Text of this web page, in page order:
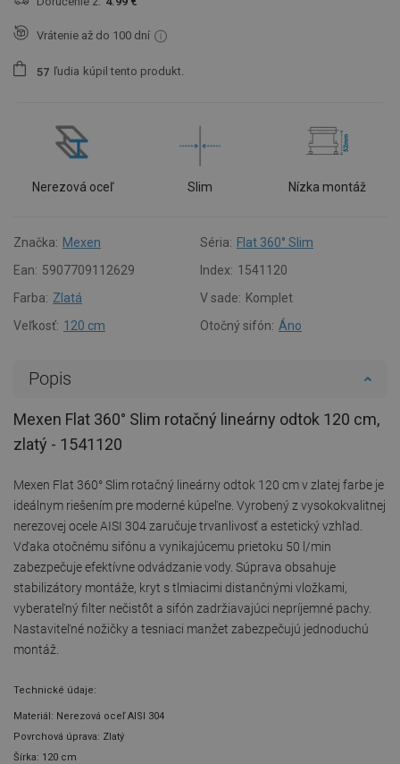
Vrátenie až do 100 dní
57 ľudia kúpil tento produkt.
Nerezová oceľ Slim Nízka montáž
Značka: Mexen Séria: Flat 360° Slim
Ean: 5907709112629 Index: 1541120
Farba: Zlatá V sade: Komplet
Veľkosť: 120 cm Otočný sifón: Áno
Popis
Mexen Flat 360° Slim rotačný lineárny odtok 120 cm,
zlatý - 1541120
Mexen Flat 360° Slim rotačný lineárny odtok 120 cm v zlatej farbe je
ideálnym riešením pre moderné kúpeľne. Vyrobený z vysokokvalitnej
nerezovej ocele AISI 304 zaručuje trvanlivosť a estetický vzhľad.
Vďaka otočnému sifónu a vynikajúcemu prietoku 50 l/min
zabezpečuje efektívne odvádzanie vody. Súprava obsahuje
stabilizátory montáže, kryt s tlmiacimi distančnými vložkami,
vyberateľný filter nečistôt a sifón zadržiavajúci nepríjemné pachy.
Nastaviteľné nožičky a tesniaci manžet zabezpečujú jednoduchú
montáž.
Technické údaje:
Materiál: Nerezová oceľ AISI 304
Povrchová úprava: Zlatý
Šírka: 120 cm